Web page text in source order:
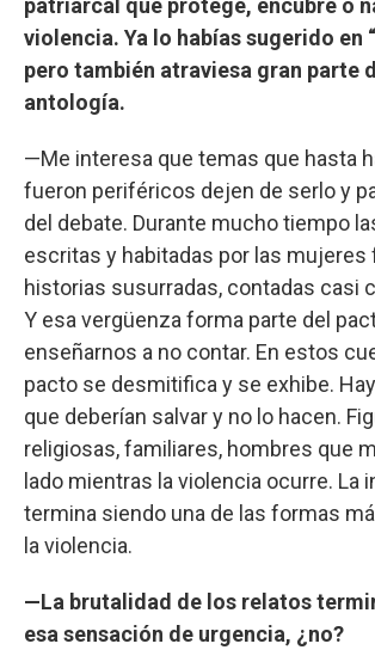
patriarcal que protege, encubre o
violencia. Ya lo habías sugerido en
pero también atraviesa gran parte
antología.
—Me interesa que temas que hasta
fueron periféricos dejen de serlo y
del debate. Durante mucho tiempo
escritas y habitadas por las mujeres
historias susurradas, contadas casi
Y esa vergüenza forma parte del
enseñarnos a no contar. En estos
pacto se desmitifica y se exhibe.
que deberían salvar y no lo hacen.
religiosas, familiares, hombres que
lado mientras la violencia ocurre. La
termina siendo una de las formas
la violencia.
—La brutalidad de los relatos
esa sensación de urgencia, ¿no?